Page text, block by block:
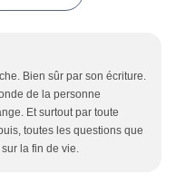
Bien sûr par son écriture.
de la personne
Et surtout par toute
toutes les questions que
la fin de vie.